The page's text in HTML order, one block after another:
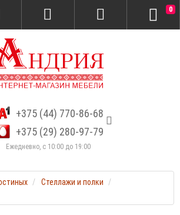
+375 (44) 770-86-68
+375 (29) 280-97-79
Ежедневно, с 10:00 до 19:00
0
Стеллажи и полки